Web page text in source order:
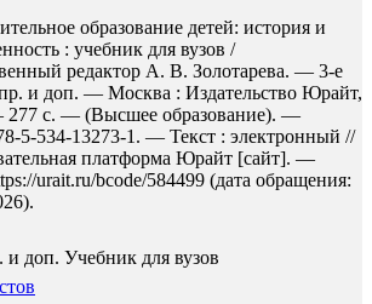
образование детей: история и
: учебник для вузов /
редактор А. В. Золотарева. — 3-е
и доп. — Москва : Издательство Юрайт,
277 с. — (Высшее образование). —
5-534-13273-1. — Текст : электронный //
платформа Юрайт [сайт]. —
urait.ru/bcode/584499 (дата обращения:
и доп. Учебник для вузов